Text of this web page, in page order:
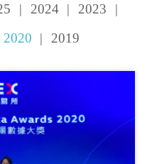
| 2024 | 2023
|
2020 | 2019